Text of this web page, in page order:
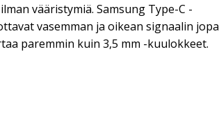
vääristymiä. Samsung Type-C -
vasemman ja oikean signaalin jopa
paremmin kuin 3,5 mm -kuulokkeet.